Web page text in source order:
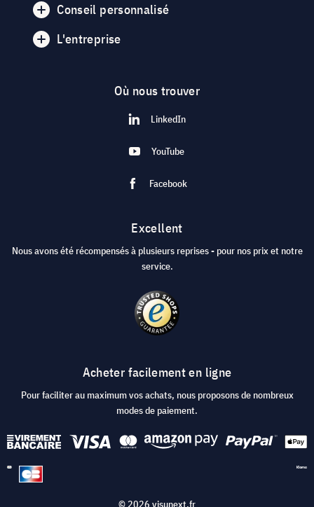
Conseil personnalisé
L'entreprise
Où nous trouver
LinkedIn
YouTube
Facebook
Excellent
Nous avons été récompensés à plusieurs reprises - pour nos prix et notre
service.
Acheter facilement en ligne
Pour faciliter au maximum vos achats, nous proposons de nombreux
modes de paiement.
© 2026 visunext.fr